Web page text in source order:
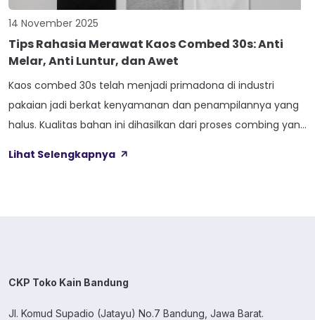
14 November 2025
Tips Rahasia Merawat Kaos Combed 30s: Anti
Melar, Anti Luntur, dan Awet
Kaos combed 30s telah menjadi primadona di industri
pakaian jadi berkat kenyamanan dan penampilannya yang
halus. Kualitas bahan ini dihasilkan dari proses combing yang
menghasilkan kain yang lembut di kulit. Meskipun unggul,
Lihat Selengkapnya
CKP Toko Kain Bandung
Jl. Komud Supadio (Jatayu) No.7 Bandung, Jawa Barat.